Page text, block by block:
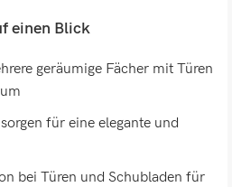
einen Blick
geräumige Fächer mit Türen
für eine elegante und
bei Türen und Schubladen für